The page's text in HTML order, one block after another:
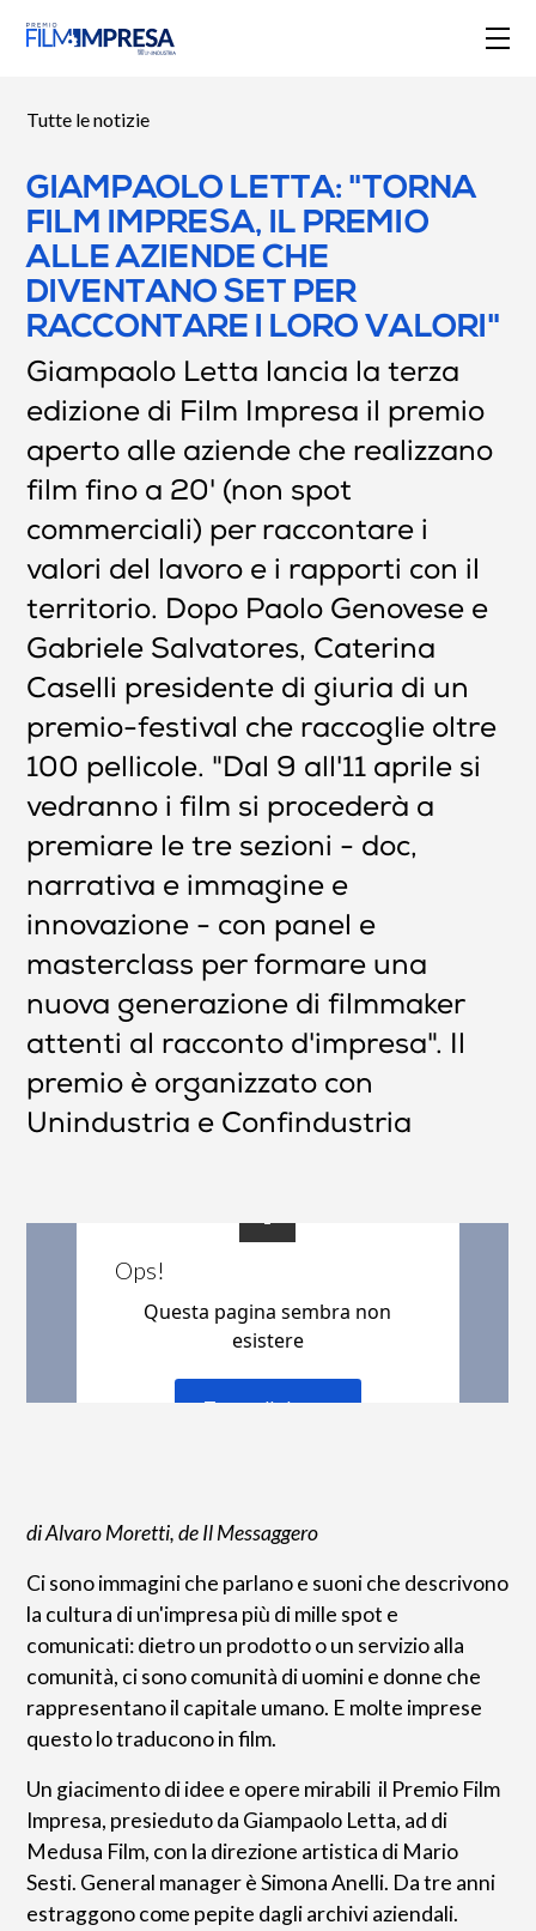
Tutte le notizie
GIAMPAOLO LETTA: "TORNA
FILM IMPRESA, IL PREMIO
ALLE AZIENDE CHE
DIVENTANO SET PER
RACCONTARE I LORO VALORI"
Giampaolo Letta lancia la terza
edizione di Film Impresa il premio
aperto alle aziende che realizzano
film fino a 20' (non spot
commerciali) per raccontare i
valori del lavoro e i rapporti con il
territorio. Dopo Paolo Genovese e
Gabriele Salvatores, Caterina
Caselli presidente di giuria di un
premio-festival che raccoglie oltre
100 pellicole. "Dal 9 all'11 aprile si
vedranno i film si procederà a
premiare le tre sezioni - doc,
narrativa e immagine e
innovazione - con panel e
masterclass per formare una
nuova generazione di filmmaker
attenti al racconto d'impresa". Il
premio è organizzato con
Unindustria e Confindustria‍
di Alvaro Moretti, de Il Messaggero
Ci sono immagini che parlano e suoni che descrivono
la cultura di un'impresa più di mille spot e
comunicati: dietro un prodotto o un servizio alla
comunità, ci sono comunità di uomini e donne che
rappresentano il capitale umano. E molte imprese
questo lo traducono in film.
Un giacimento di idee e opere mirabili il Premio Film
Impresa, presieduto da Giampaolo Letta, ad di
Medusa Film, con la direzione artistica di Mario
Sesti. General manager è Simona Anelli. Da tre anni
estraggono come pepite dagli archivi aziendali.